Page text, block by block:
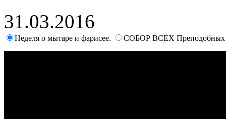
31.03.2016
Неделя о мытаре и фарисее. СОБОР ВСЕХ